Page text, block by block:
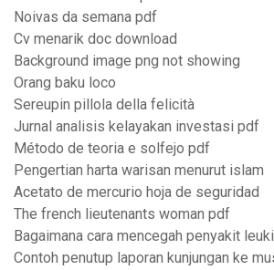
Noivas da semana pdf
Cv menarik doc download
Background image png not showing
Orang baku loco
Sereupin pillola della felicità
Jurnal analisis kelayakan investasi pdf
Método de teoria e solfejo pdf
Pengertian harta warisan menurut islam
Acetato de mercurio hoja de seguridad
The french lieutenants woman pdf
Bagaimana cara mencegah penyakit
Contoh penutup laporan kunjungan ke